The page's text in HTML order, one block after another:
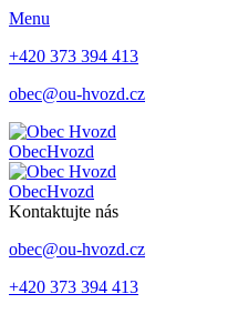
Menu
+420 373 394 413
obec@ou-hvozd.cz
ObecHvozd
ObecHvozd
Kontaktujte nás
obec@ou-hvozd.cz
+420 373 394 413